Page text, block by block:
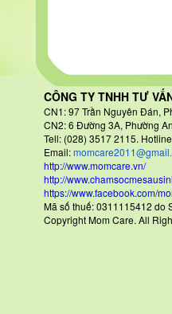
CÔNG TY TNHH TƯ
CN1: 97 Trần Nguyên Đán,
CN2: 6 Đường 3A, Phường
Tell: (028) 3517 2115.
Email:
http://www.momcare.vn/
http://
https://www.facebook.com/
Mã số thuế: 0311115412
Copyright Mom Care. All